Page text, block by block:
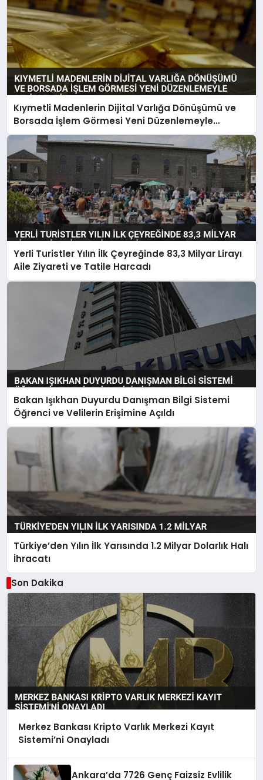
Kıymetli Madenlerin Dijital Varlığa Dönüşümü ve
Borsada İşlem Görmesi Yeni Düzenlemeyle
Belirlendi
Yerli Turistler Yılın İlk Çeyreğinde 83,3 Milyar Lirayı
Aile Ziyareti ve Tatile Harcadı
Bakan Işıkhan Duyurdu Danışman Bilgi Sistemi
Öğrenci ve Velilerin Erişimine Açıldı
Türkiye’den Yılın İlk Yarısında 1.2 Milyar Dolarlık Halı
İhracatı
Son Dakika
Merkez Bankası Kripto Varlık Merkezi Kayıt
Sistemi’ni Onayladı
Ankara’da 7726 Genç Faizsiz Evlilik